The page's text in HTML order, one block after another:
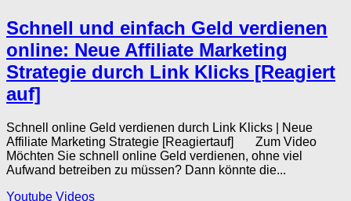
Schnell und einfach Geld verdienen
online: Neue Affiliate Marketing
Strategie durch Link Klicks [Reagiert
auf]
Schnell online Geld verdienen durch Link Klicks | Neue
Affiliate Marketing Strategie [Reagiertauf] Zum Video
Möchten Sie schnell online Geld verdienen, ohne viel
Aufwand betreiben zu müssen? Dann könnte die...
Youtube Videos